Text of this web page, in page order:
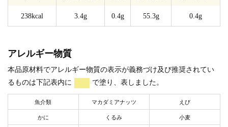
238kcal 3.4g 0.4g 55.3g 0.4g
アレルギー物質
本品原材料でアレルギー物質の表示が義務づけ及び推奨されてい
るものは下記表内に
で塗り、表しました。
魚介類 マカダミアナッツ えび
かに くるみ 小麦